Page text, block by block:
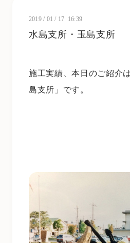
2019 / 01 / 17 16:39
水島支所・玉島支所
施工実績、本日のご紹介
島支所」です。